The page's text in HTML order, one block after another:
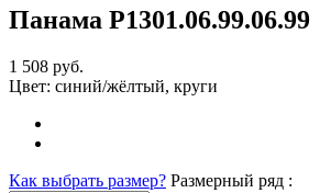
Панама Р1301.06.99.06.99
1 508 руб.
Цвет: синий/жёлтый, круги
Как выбрать размер? Размерный ряд :